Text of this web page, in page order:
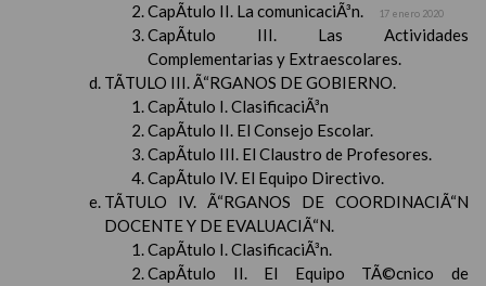
CapÃ­tulo II. La comunicaciÃ³n.
17 enero 2020
CapÃ­tulo III. Las Actividades
Complementarias y Extraescolares.
TÃTULO III. Ã“RGANOS DE GOBIERNO.
CapÃ­tulo I. ClasificaciÃ³n
CapÃ­tulo II. El Consejo Escolar.
CapÃ­tulo III. El Claustro de Profesores.
CapÃ­tulo IV. El Equipo Directivo.
TÃTULO IV. Ã“RGANOS DE COORDINACIÃ“N
DOCENTE Y DE EVALUACIÃ“N.
CapÃ­tulo I. ClasificaciÃ³n.
CapÃ­tulo II. El Equipo TÃ©cnico de